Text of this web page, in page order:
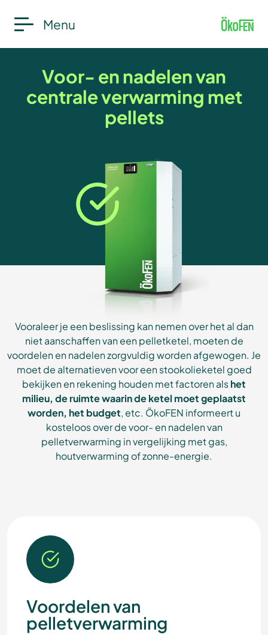
Menu
Voor- en nadelen van
centrale verwarming met
pellets
Vooraleer je een beslissing kan nemen over het al dan
niet aanschaffen van een pelletketel, moeten de
voordelen en nadelen zorgvuldig worden afgewogen. Je
moet de alternatieven voor een stookolieketel goed
bekijken en rekening houden met factoren alshet
milieu, de ruimte waarin de ketel moet geplaatst
worden, het budget, etc. ÖkoFEN informeert u
kosteloos over de voor- en nadelen van
pelletverwarming in vergelijking met gas,
houtverwarming of zonne-energie.
Voordelen van
pelletverwarming